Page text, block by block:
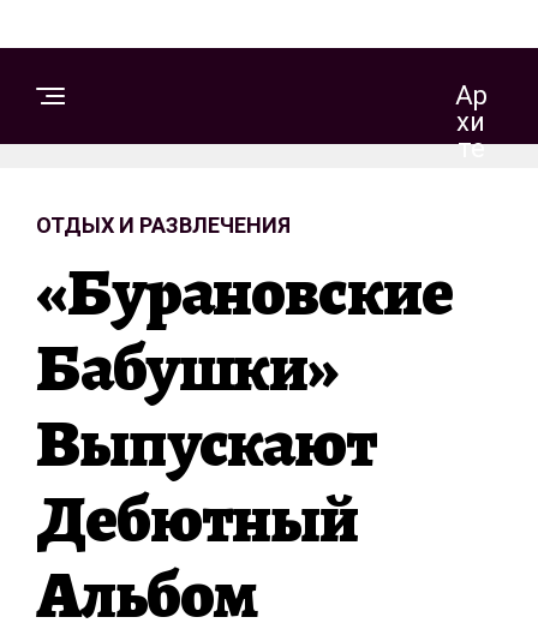
Ар
Хи
Те
ОТДЫХ И РАЗВЛЕЧЕНИЯ
«Бурановские
Бабушки»
Выпускают
Дебютный
Альбом